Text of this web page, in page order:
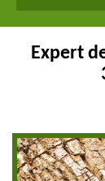
Expert